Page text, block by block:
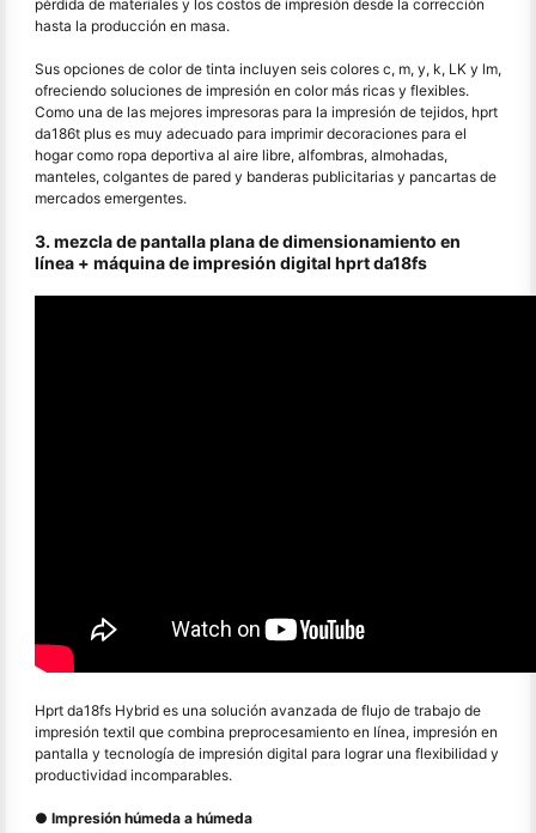
pérdida de materiales y los costos de impresión desde la corrección
hasta la producción en masa.
Sus opciones de color de tinta incluyen seis colores c, m, y, k, LK y lm,
ofreciendo soluciones de impresión en color más ricas y flexibles.
Como una de las mejores impresoras para la impresión de tejidos, hprt
da186t plus es muy adecuado para imprimir decoraciones para el
hogar como ropa deportiva al aire libre, alfombras, almohadas,
manteles, colgantes de pared y banderas publicitarias y pancartas de
mercados emergentes.
3. mezcla de pantalla plana de dimensionamiento en
línea + máquina de impresión digital hprt da18fs
Hprt da18fs Hybrid es una solución avanzada de flujo de trabajo de
impresión textil que combina preprocesamiento en línea, impresión en
pantalla y tecnología de impresión digital para lograr una flexibilidad y
productividad incomparables.
● Impresión húmeda a húmeda